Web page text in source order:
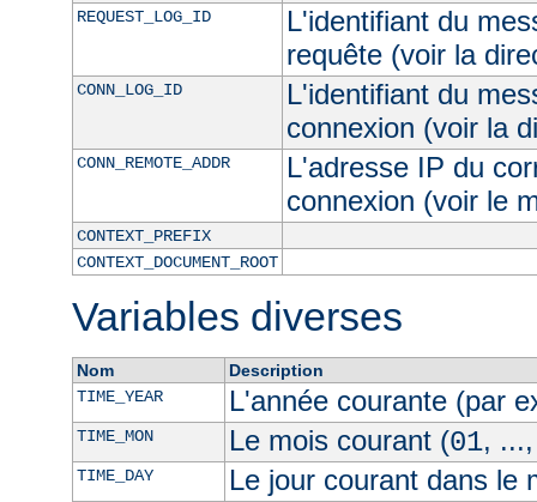
REQUEST_LOG_ID
L'identifiant du
requête (voir la
CONN_LOG_ID
L'identifiant du
connexion (voir la
CONN_REMOTE_ADDR
L'adresse IP du
connexion (voir le
CONTEXT_PREFIX
CONTEXT_DOCUMENT_ROOT
Variables diverses
Nom
Description
TIME_YEAR
L'année courante (par
TIME_MON Le mois courant (01,
TIME_DAY Le jour courant dans le